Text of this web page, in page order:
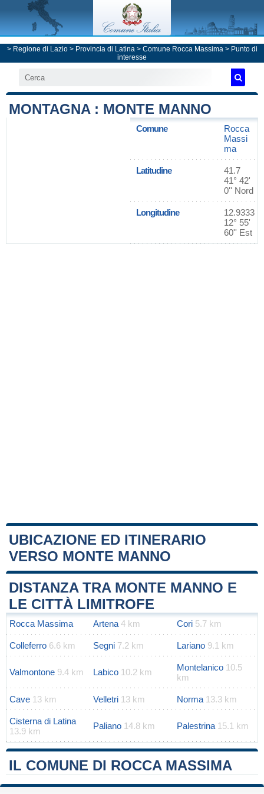
> Regione di Lazio> Provincia di Latina> Comune Rocca Massima> Punto di
interesse
MONTAGNA : MONTE MANNO
Comune
Rocca
Massi
ma
Latitudine
41.7
41° 42'
0'' Nord
Longitudine
12.9333
12° 55'
60'' Est
UBICAZIONE ED ITINERARIO
VERSO MONTE MANNO
+
−
Leaflet|Map data ©OpenStreetMap
DISTANZA TRA MONTE MANNO E
LE CITTÀ LIMITROFE
Rocca Massima Artena 4 km Cori 5.7 km
Colleferro 6.6 km Segni 7.2 km Lariano 9.1 km
Valmontone 9.4 km Labico 10.2 km Montelanico 10.5
km
Cave 13 km Velletri 13 km Norma 13.3 km
Cisterna di Latina
13.9 km
Paliano 14.8 km Palestrina 15.1 km
IL COMUNE DI ROCCA MASSIMA